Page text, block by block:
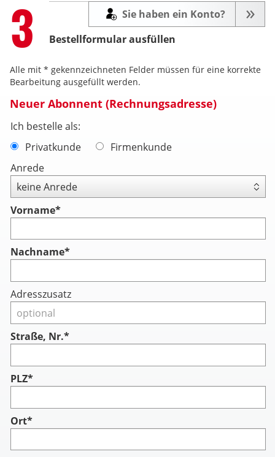
Step
3 Bestellformular ausfüllen
Sie haben ein Konto?
Alle mit * gekennzeichneten Felder müssen für eine korrekte
Bearbeitung ausgefüllt werden.
Neuer Abonnent (Rechnungsadresse)
Ich bestelle als:
Privatkunde
Firmenkunde
Anrede
Vorname*
Nachname*
Adresszusatz
Straße, Nr.*
PLZ*
Ort*